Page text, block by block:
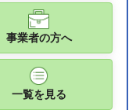
事業者の方へ
一覧を見る